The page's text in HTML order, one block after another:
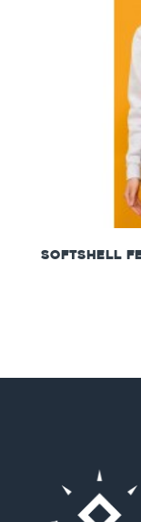
Softshell